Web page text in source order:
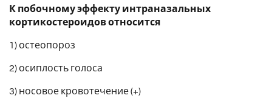
К побочному эффекту интраназальных
кортикостероидов относится
1) остеопороз
2) осиплость голоса
3) носовое кровотечение (+)